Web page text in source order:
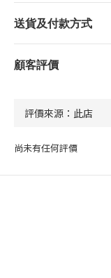
送貨及付款方式
顧客評價
尚未有任何評價